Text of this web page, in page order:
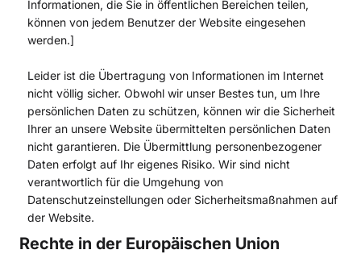
Informationen, die Sie in öffentlichen Bereichen teilen,
können von jedem Benutzer der Website eingesehen
werden.]
Leider ist die Übertragung von Informationen im Internet
nicht völlig sicher. Obwohl wir unser Bestes tun, um Ihre
persönlichen Daten zu schützen, können wir die Sicherheit
Ihrer an unsere Website übermittelten persönlichen Daten
nicht garantieren. Die Übermittlung personenbezogener
Daten erfolgt auf Ihr eigenes Risiko. Wir sind nicht
verantwortlich für die Umgehung von
Datenschutzeinstellungen oder Sicherheitsmaßnahmen auf
der Website.
Rechte in der Europäischen Union